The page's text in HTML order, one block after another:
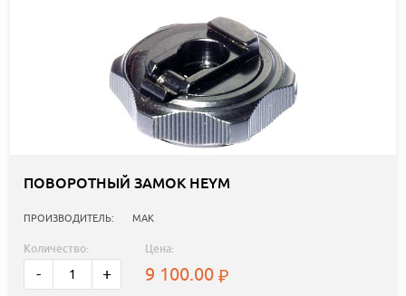
ПОВОРОТНЫЙ ЗАМОК HEYM
ПРОИЗВОДИТЕЛЬ: MAK
Количество:
- +
Цена:
9 100.00